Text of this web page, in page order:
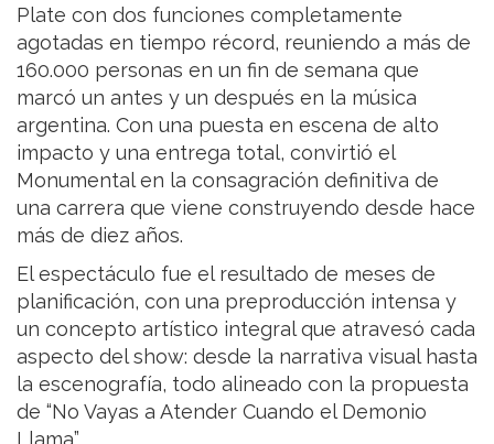
Plate con dos funciones completamente
agotadas en tiempo récord, reuniendo a más de
160.000 personas en un fin de semana que
marcó un antes y un después en la música
argentina. Con una puesta en escena de alto
impacto y una entrega total, convirtió el
Monumental en la consagración definitiva de
una carrera que viene construyendo desde hace
más de diez años.
El espectáculo fue el resultado de meses de
planificación, con una preproducción intensa y
un concepto artístico integral que atravesó cada
aspecto del show: desde la narrativa visual hasta
la escenografía, todo alineado con la propuesta
de “No Vayas a Atender Cuando el Demonio
Llama”.